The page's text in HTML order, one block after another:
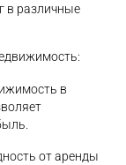
в различные
в
от аренды